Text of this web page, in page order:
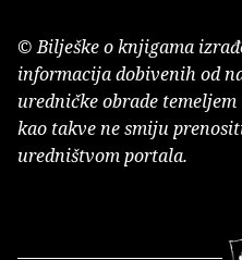
© Bilješke o knjigama
informacija dobivenih od
uredničke obrade
kao takve ne smiju
uredništvom portala.